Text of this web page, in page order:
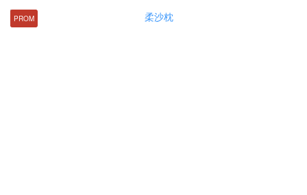
PROM